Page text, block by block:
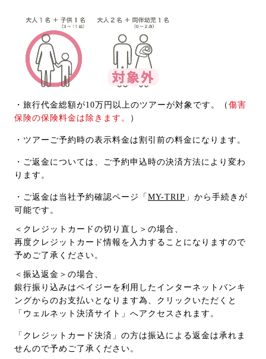
・旅行代金総額が10万円以上のツアーが対象です。（ 傷害
保険の保険料金は除きます。
）
・ツアーご予約時の表示料金は割引前の料金になります。
・ご返金については、ご予約申込時の決済方法により変わ
ります。
・ご返金は当社予約確認ページ「 MY-TRIP 」から手続きが
可能です。
＜クレジットカードの切り直し＞の場合、
再度クレジットカード情報を入力することになりますので
予めご了承ください。
＜振込返金＞の場合、
銀行振り込みはペイジーを利用したインターネットバンキ
ングからのお支払いとなります為、クリックいただくと
「ウェルネット決済サイト」へアクセスされます。
「クレジットカード決済」の方は振込による返金は承れま
せんので予めご了承ください。